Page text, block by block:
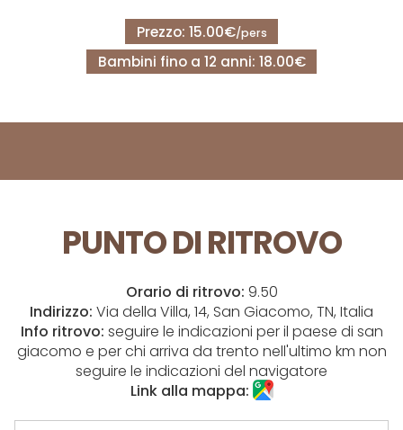
Prezzo: 15.00€/pers
Bambini fino a 12 anni: 18.00€
PUNTO DI RITROVO
Orario di ritrovo: 9.50
Indirizzo: Via della Villa, 14, San Giacomo, TN, Italia
Info ritrovo: seguire le indicazioni per il paese di san
giacomo e per chi arriva da trento nell'ultimo km non
seguire le indicazioni del navigatore
Link alla mappa: